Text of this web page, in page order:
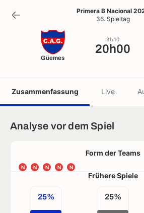
20h00
31/10
Primera B Nacional
36. Spieltag
Güemes
31/10
20h00
Zusammenfassung Live
Analyse vor dem Spiel
Form der Teams
N N N N N
Frühere Spiele
25% 25%